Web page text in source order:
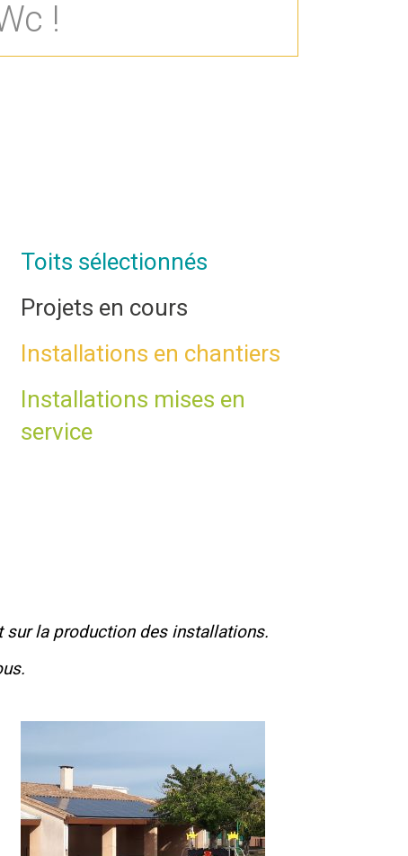
!
Toits sélectionnés
Projets en cours
Installations en chantiers
Installations mises en
service
la production des installations.